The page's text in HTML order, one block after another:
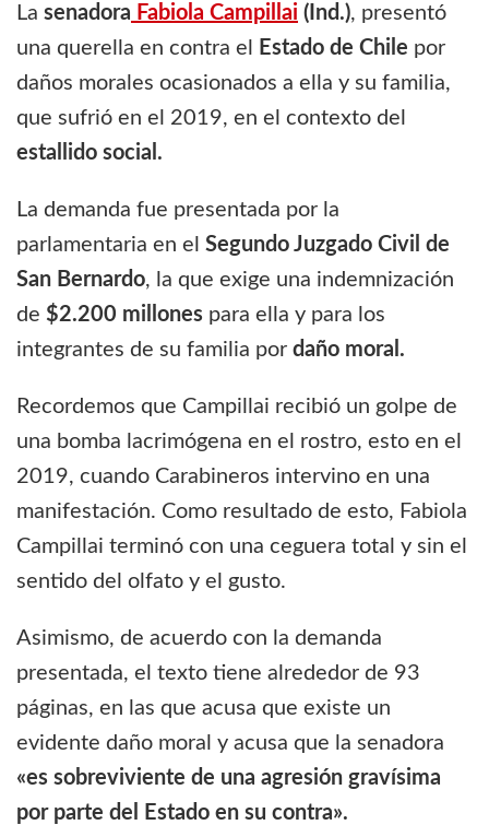
La senadora Fabiola Campillai (Ind.), presentó
una querella en contra el
Estado de Chile por
daños morales ocasionados a ella y su familia,
que sufrió en el 2019, en el contexto del
estallido social.
La demanda fue presentada por la
parlamentaria en el Segundo Juzgado Civil de
San Bernardo, la que exige una indemnización
de $2.200 millones para ella y para los
integrantes de su familia por daño moral.
Recordemos que Campillai recibió un golpe de
una bomba lacrimógena en el rostro, esto en el
2019, cuando Carabineros intervino en una
manifestación. Como resultado de esto, Fabiola
Campillai terminó con una ceguera total y sin el
sentido del olfato y el gusto.
Asimismo, de acuerdo con la demanda
presentada, el texto tiene alrededor de 93
páginas, en las que acusa que existe un
evidente daño moral y acusa que la senadora
«es sobreviviente de una agresión gravísima
por parte del Estado en su contra».